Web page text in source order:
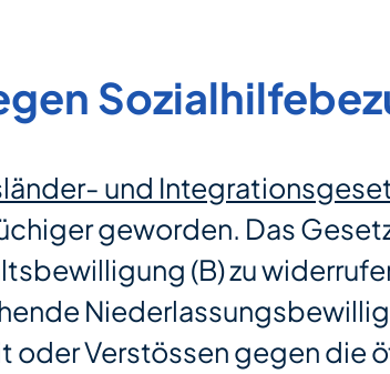
und
geworden. Das
(B) zu
oder Verstössen gegen die